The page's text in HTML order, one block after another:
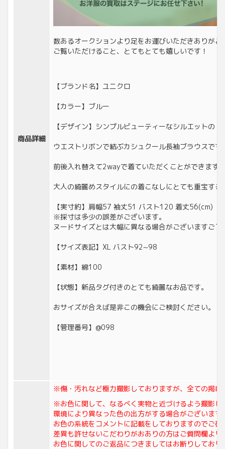
商品詳細
数あるオークションより足をお運びいただきありがと
ご覧いただけること、とてもとても嬉しいです！
【ブランド名】ユニクロ
【カラー】ブルー
【デザイン】シンプルビューティーなシルエットの
ウエストリボンで結ぶカシュクール長袖ブラウスです
前後入れ替えて2wayで着ていただくことができます
大人の綺麗めスタイルにの着こなしにとても重宝する
【実寸約】肩幅57 袖丈51 バスト120 着丈56(cm)
※採寸は多少の誤差がございます。
ヌードサイズとは大幅に異なる場合がございますご了
【サイズ表記】XL バスト92~98
【素材】綿100
【状態】新品タグ付きのとても綺麗なお品です。
おサイズが合えば是非この機会にご検討ください。
【管理番号】@098
※傷・汚れなど極力撮影しておりますが、全ての掲載
※お色に関して、なるべく実物と近づけるよう撮影し
環境により異なった色の出方がする場合がございます
お色の系統をコメントに記載をしておりますのでご確
差異も許せないこだわりがおありの方はご質問欄より
お色に関してのご返品につきましてはお断りしており